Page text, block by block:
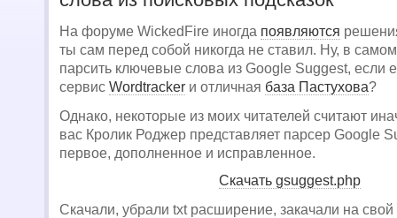
На форуме WickedFire иногда появляются
ты сам перед собой никогда не ставил. Ну, в
парсить ключевые слова из Google Suggest, если
сервис Wordtracker и отличная база Пастухова?
Однако, некоторые из моих читателей считают
вас Кролик Роджер представляет парсер Google
первое, дополненное и исправленное.
Скачать gsuggest.php
Скачали, убрали txt расширение, закачали на свой